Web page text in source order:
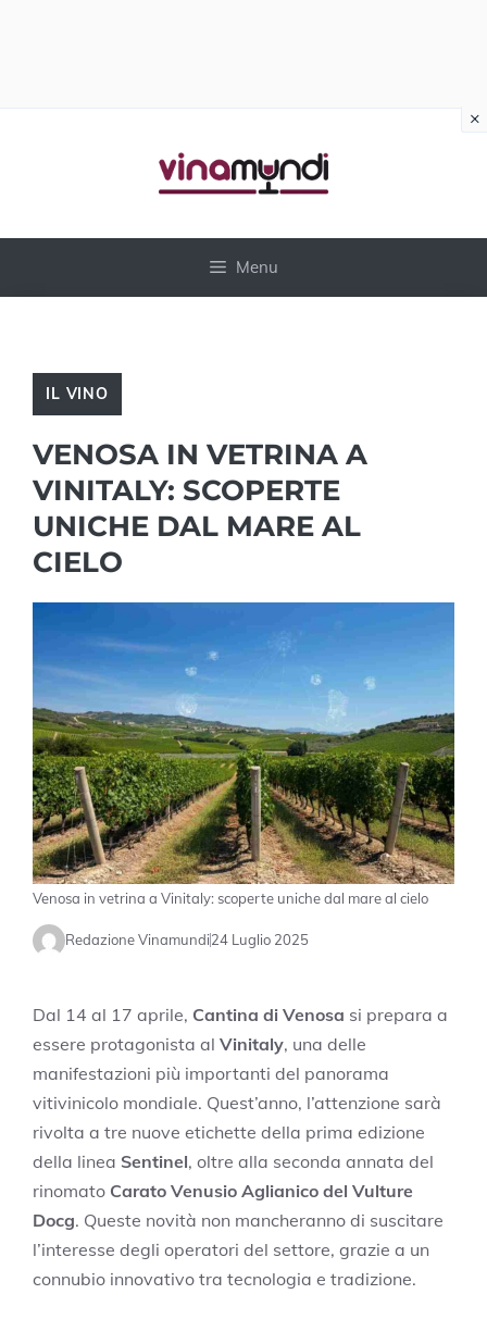
Menu
IL VINO
VENOSA IN VETRINA A
VINITALY: SCOPERTE
UNICHE DAL MARE AL
CIELO
Venosa in vetrina a Vinitaly: scoperte uniche dal mare al cielo
Redazione Vinamundi24 Luglio 2025
Dal 14 al 17 aprile, Cantina di Venosa si prepara a
essere protagonista al Vinitaly, una delle
manifestazioni più importanti del panorama
vitivinicolo mondiale. Quest’anno, l’attenzione sarà
rivolta a tre nuove etichette della prima edizione
della linea Sentinel, oltre alla seconda annata del
rinomato Carato Venusio Aglianico del Vulture
Docg. Queste novità non mancheranno di suscitare
l’interesse degli operatori del settore, grazie a un
connubio innovativo tra tecnologia e tradizione.
×